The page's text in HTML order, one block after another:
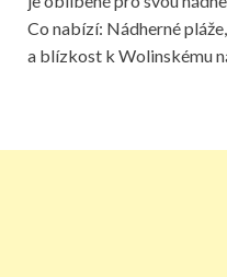
Co nabízí: Nádherné
a blízkost k Wolinskému